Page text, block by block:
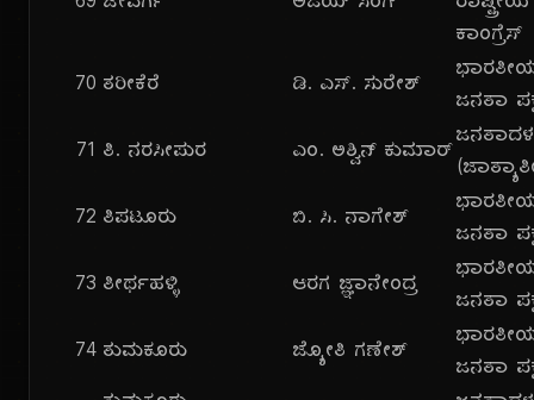
ಕಾಂಗ್ರೆಸ್
70 ತರೀಕೆರೆ ಡಿ. ಎಸ್. ಸುರೇಶ್
ಜನತಾ
71 ತಿ. ನರಸೀಪುರ ಎಂ. ಅಶ್ವಿನ್ ಕುಮಾರ್
ಜನತಾದಳ
72 ತಿಪಟೂರು ಬಿ. ಸಿ. ನಾಗೇಶ್
ಜನತಾ
73 ತೀರ್ಥಹಳ್ಳಿ ಆರಗ ಜ್ಞಾನೇಂದ್ರ
ಜನತಾ
74 ತುಮಕೂರು ಜ್ಯೋತಿ ಗಣೇಶ್
ಜನತಾ